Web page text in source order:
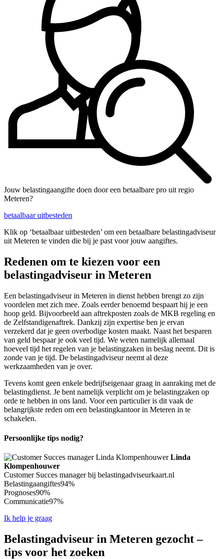
Jouw belastingaangifte doen door een betaalbare pro uit regio
Meteren?
betaalbaar uitbesteden
Klik op ‘betaalbaar uitbesteden’ om een betaalbare belastingadviseur
uit Meteren te vinden die bij je past voor jouw aangiftes.
Redenen om te kiezen voor een
belastingadviseur in Meteren
Een belastingadviseur in Meteren in dienst hebben brengt zo zijn
voordelen met zich mee. Zoals eerder benoemd bespaart hij je een
hoop geld. Bijvoorbeeld aan aftrekposten zoals de MKB regeling en
de Zelfstandigenaftrek. Dankzij zijn expertise ben je ervan
verzekerd dat je geen overbodige kosten maakt. Naast het besparen
van geld bespaar je ook veel tijd. We weten namelijk allemaal
hoeveel tijd het regelen van je belastingzaken in beslag neemt. Dit is
zonde van je tijd. De belastingadviseur neemt al deze
werkzaamheden van je over.
Tevens komt geen enkele bedrijfseigenaar graag in aanraking met de
belastingdienst. Je bent namelijk verplicht om je belastingzaken op
orde te hebben in ons land. Voor een particulier is dit vaak de
belangrijkste reden om een belastingkantoor in Meteren in te
schakelen.
Persoonlijke tips nodig?
Linda
Klompenhouwer
Customer Succes manager bij belastingadviseurkaart.nl
Belastingaangiftes94%
Prognoses90%
Communicatie97%
Ik help je graag
Belastingadviseur in Meteren gezocht –
tips voor het zoeken